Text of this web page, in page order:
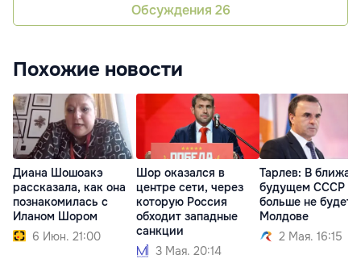
Обсуждения 26
Похожие новости
Диана Шошоакэ
рассказала, как она
познакомилась с
Иланом Шором
6 Июн. 21:00
Шор оказался в
центре сети, через
которую Россия
обходит западные
санкции
3 Мая. 20:14
Тарлев: В
будущем СССР
больше не будет в
Молдове
2 Мая. 16:15